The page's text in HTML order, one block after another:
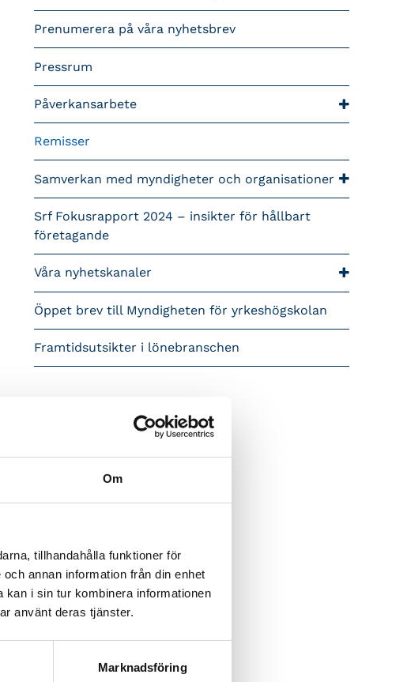
Om
tillhandahålla funktioner för
annan information från din enhet
i sin tur kombinera informationen
använt deras tjänster.
Marknadsföring
Prenumerera på våra nyhetsbrev
Pressrum
Påverkansarbete
Remisser
Samverkan med myndigheter och organisationer
Srf Fokusrapport 2024 – insikter för hållbart
företagande
Våra nyhetskanaler
Öppet brev till Myndigheten för yrkeshögskolan
Framtidsutsikter i lönebranschen